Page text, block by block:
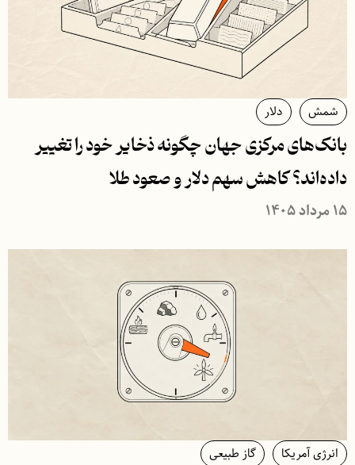
شمش دلار
بانک‌های مرکزی جهان چگونه ذخایر خود را تغییر
داده‌اند؟ کاهش سهم دلار و صعود طلا
۱۵ مرداد ۱۴۰۵
انرژی آمریکا گاز طبیعی